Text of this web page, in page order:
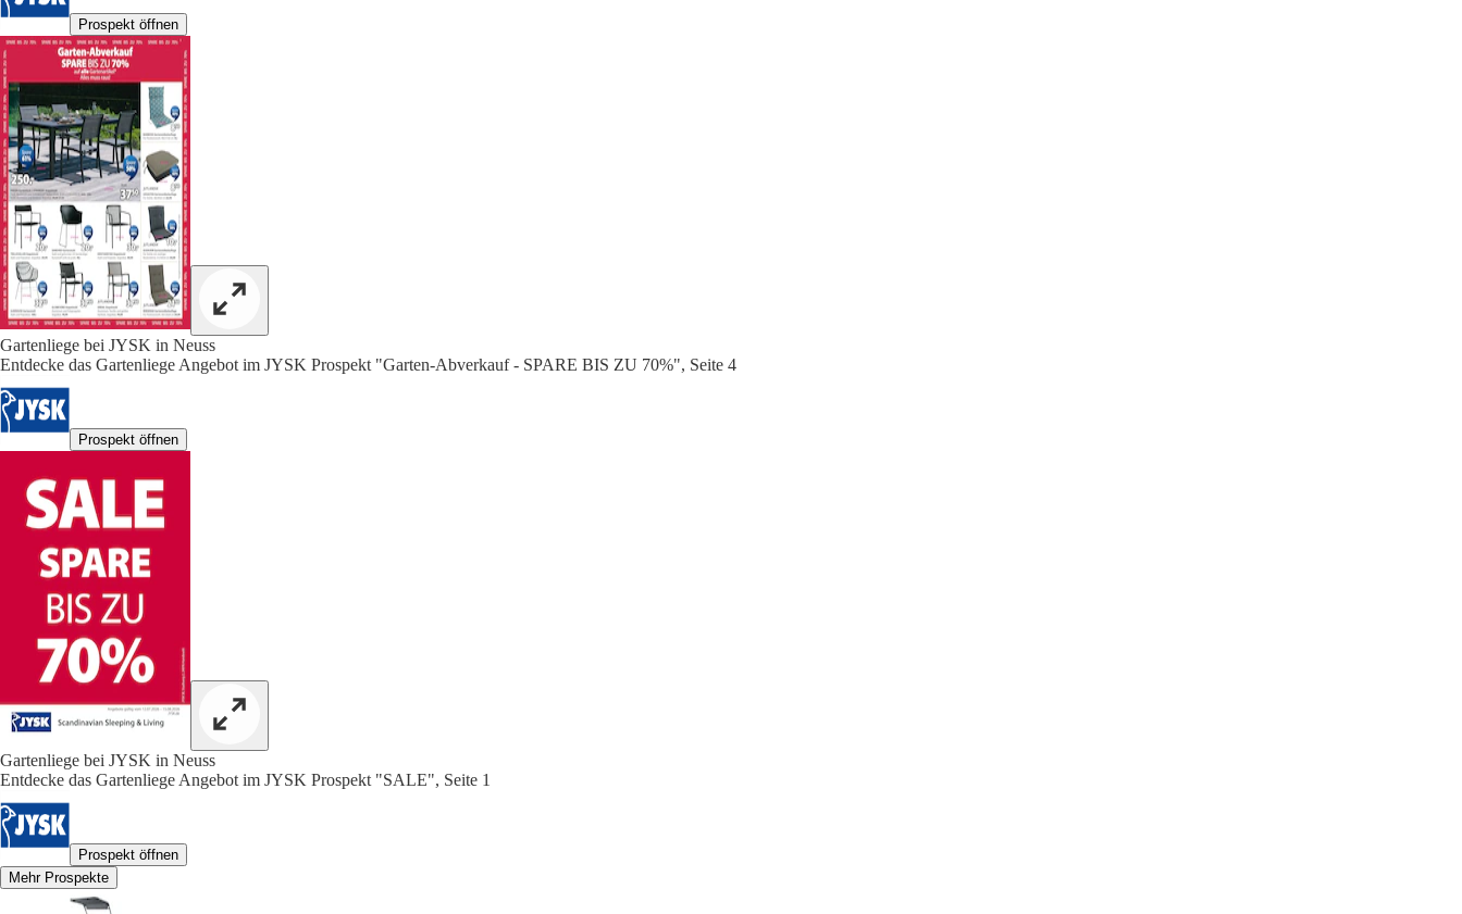
Prospekt öffnen
Gartenliege bei JYSK in Neuss
Entdecke das Gartenliege Angebot im JYSK Prospekt "Garten-Abverkauf - SPARE BIS ZU 70%", Seite 4
Prospekt öffnen
Gartenliege bei JYSK in Neuss
Entdecke das Gartenliege Angebot im JYSK Prospekt "SALE", Seite 1
Prospekt öffnen
Mehr Prospekte